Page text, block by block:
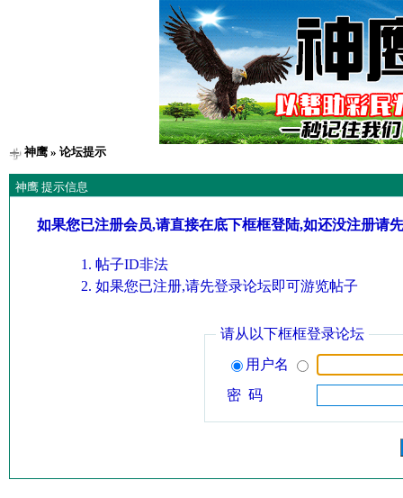
神鹰» 论坛提示
神鹰 提示信息
如果您已注册会员,请直接在底下框框登陆,如还没注册请
帖子ID非法
如果您已注册,请先登录论坛即可游览帖子
请从以下框框登录论坛
用户名
密 码